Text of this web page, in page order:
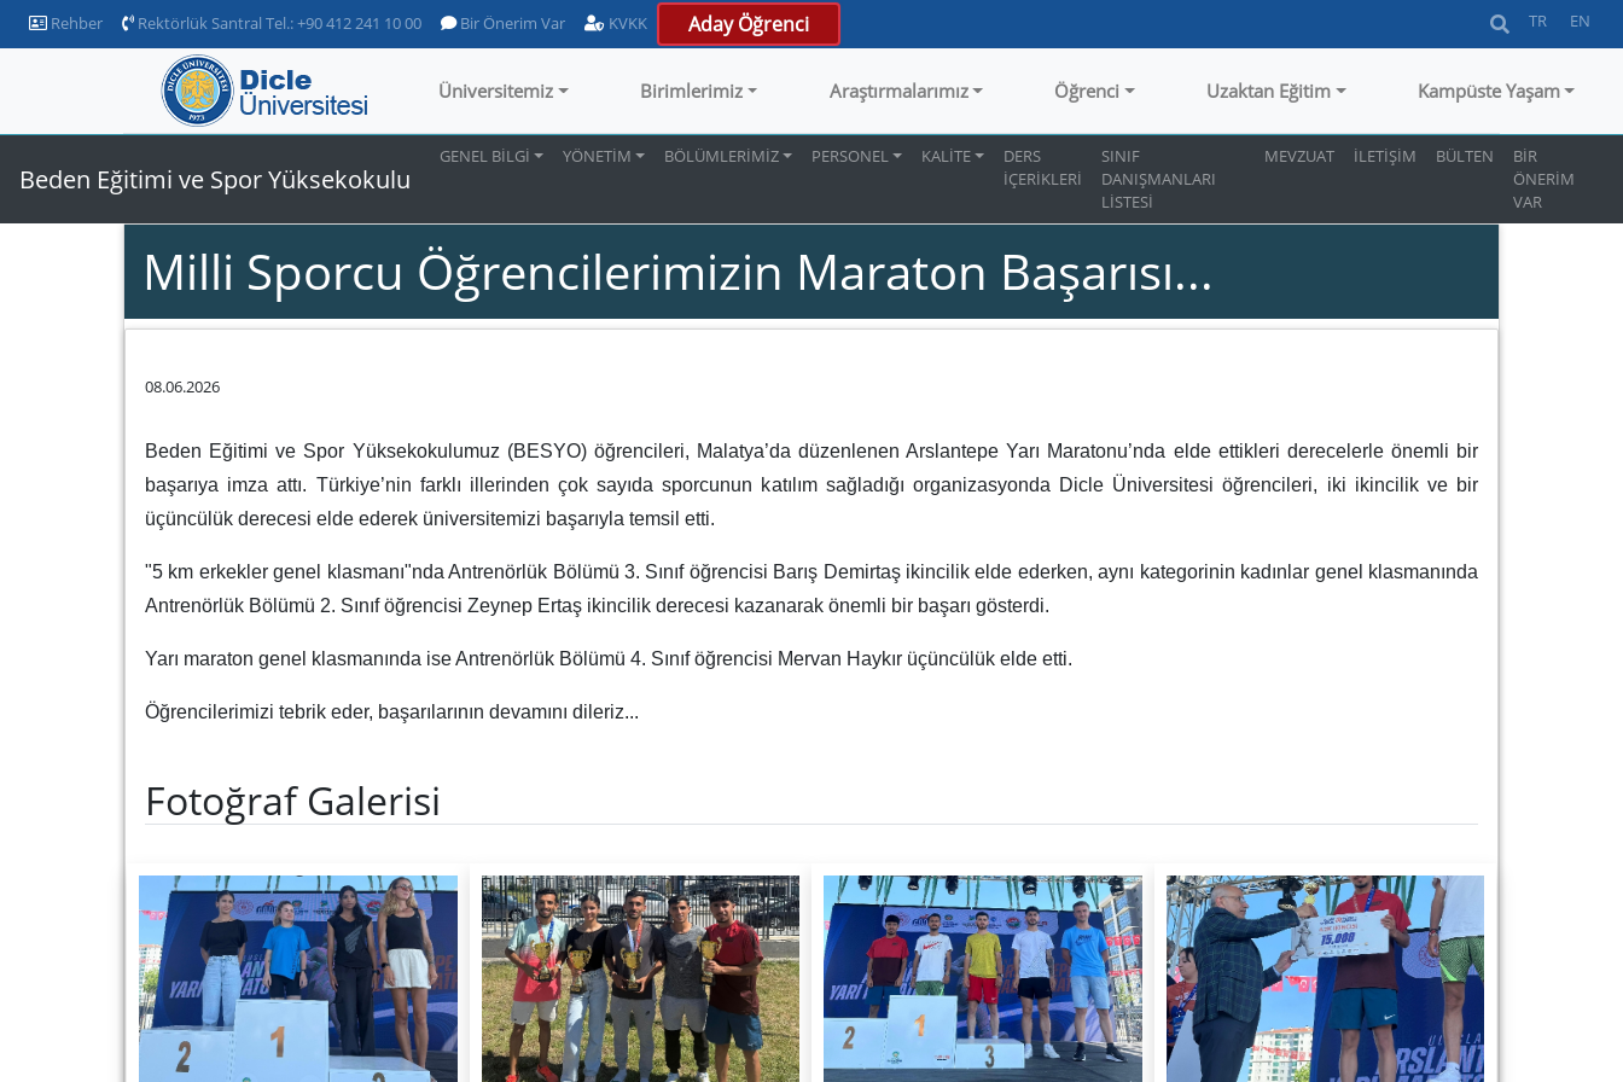
Rehber Rektörlük Santral Tel.: +90 412 241 10 00 Bir Önerim Var KVKK Aday Öğrenci TR EN
Üniversitemiz Birimlerimiz Araştırmalarımız Öğrenci Uzaktan Eğitim Kampüste Yaşam
Beden Eğitimi ve Spor Yüksekokulu
GENEL BİLGİ YÖNETİM BÖLÜMLERİMİZ PERSONEL KALİTE
DERS
İÇERİKLERİ
SINIF
DANIŞMANLARI
LİSTESİ
MEVZUAT İLETİŞİM BÜLTEN
BİR
ÖNERİM
VAR
Milli Sporcu Öğrencilerimizin Maraton Başarısı...
08.06.2026
Beden Eğitimi ve Spor Yüksekokulumuz (BESYO) öğrencileri, Malatya’da düzenlenen Arslantepe Yarı Maratonu’nda elde ettikleri derecelerle önemli bir
başarıya imza attı. Türkiye’nin farklı illerinden çok sayıda sporcunun katılım sağladığı organizasyonda Dicle Üniversitesi öğrencileri, iki ikincilik ve bir
üçüncülük derecesi elde ederek üniversitemizi başarıyla temsil etti.
"5 km erkekler genel klasmanı"nda Antrenörlük Bölümü 3. Sınıf öğrencisi Barış Demirtaş ikincilik elde ederken, aynı kategorinin kadınlar genel klasmanında
Antrenörlük Bölümü 2. Sınıf öğrencisi Zeynep Ertaş ikincilik derecesi kazanarak önemli bir başarı gösterdi.
Yarı maraton genel klasmanında ise Antrenörlük Bölümü 4. Sınıf öğrencisi Mervan Haykır üçüncülük elde etti.
Öğrencilerimizi tebrik eder, başarılarının devamını dileriz...
Fotoğraf Galerisi